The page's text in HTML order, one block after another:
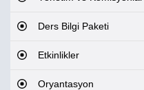
Ders Bilgi Paketi
Etkinlikler
Oryantasyon